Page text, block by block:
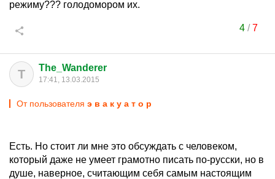
режиму??? голодомором их.
4/7
T The_Wanderer
17:41, 13.03.2015
От пользователя э в а к у а т о р
Есть. Но стоит ли мне это обсуждать с человеком,
который даже не умеет грамотно писать по-русски, но в
душе, наверное, считающим себя самым настоящим